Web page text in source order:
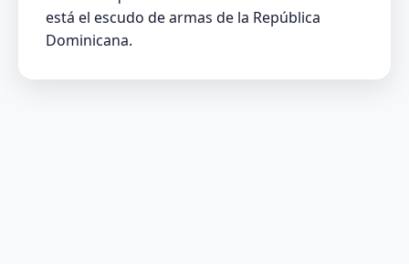
está el escudo de armas de la República
Dominicana.